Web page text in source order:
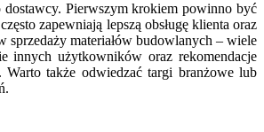
Pierwszym krokiem powinno być
zapewniają lepszą obsługę klienta oraz
sprzedaży materiałów budowlanych – wiele
innych użytkowników oraz rekomendacje
także odwiedzać targi branżowe lub